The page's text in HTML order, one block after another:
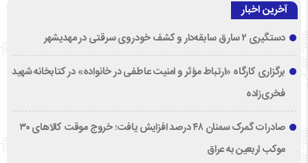
آخرین اخبار
دستگیری ۲ سارق سابقه‌دار و کشف خودروی سرقتی در مهدیشهر
برگزاری کارگاه «ارتباط مؤثر و امنیت عاطفی در خانواده» در کتابخانه شهید
فخری‌زاده
صادرات گمرک سمنان ۴۸ درصد افزایش یافت؛ خروج موقت کالاهای ۳۰
موکب اربعین به عراق